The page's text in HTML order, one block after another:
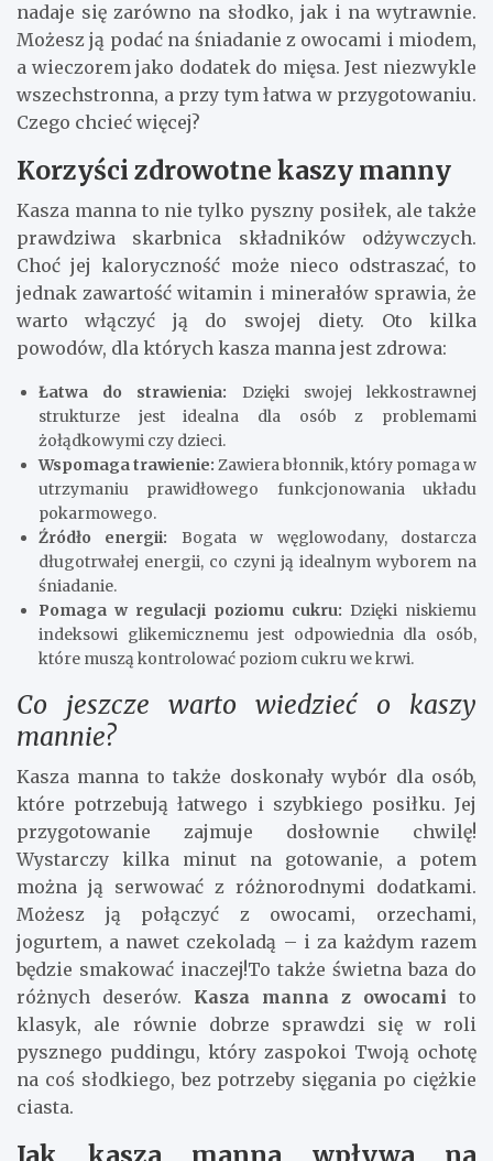
nadaje się zarówno na słodko, jak i na wytrawnie.
Możesz ją podać na śniadanie z owocami i miodem,
a wieczorem jako dodatek do mięsa. Jest niezwykle
wszechstronna, a przy tym łatwa w przygotowaniu.
Czego chcieć więcej?
Korzyści zdrowotne kaszy manny
Kasza manna to nie tylko pyszny posiłek, ale także
prawdziwa skarbnica składników odżywczych.
Choć jej kaloryczność może nieco odstraszać, to
jednak zawartość witamin i minerałów sprawia, że
warto włączyć ją do swojej diety. Oto kilka
powodów, dla których kasza manna jest zdrowa:
Łatwa do strawienia: Dzięki swojej lekkostrawnej
strukturze jest idealna dla osób z problemami
żołądkowymi czy dzieci.
Wspomaga trawienie: Zawiera błonnik, który pomaga w
utrzymaniu prawidłowego funkcjonowania układu
pokarmowego.
Źródło energii: Bogata w węglowodany, dostarcza
długotrwałej energii, co czyni ją idealnym wyborem na
śniadanie.
Pomaga w regulacji poziomu cukru: Dzięki niskiemu
indeksowi glikemicznemu jest odpowiednia dla osób,
które muszą kontrolować poziom cukru we krwi.
Co jeszcze warto wiedzieć o kaszy
mannie?
Kasza manna to także doskonały wybór dla osób,
które potrzebują łatwego i szybkiego posiłku. Jej
przygotowanie zajmuje dosłownie chwilę!
Wystarczy kilka minut na gotowanie, a potem
można ją serwować z różnorodnymi dodatkami.
Możesz ją połączyć z owocami, orzechami,
jogurtem, a nawet czekoladą – i za każdym razem
będzie smakować inaczej!To także świetna baza do
różnych deserów. Kasza manna z owocami to
klasyk, ale równie dobrze sprawdzi się w roli
pysznego puddingu, który zaspokoi Twoją ochotę
na coś słodkiego, bez potrzeby sięgania po ciężkie
ciasta.